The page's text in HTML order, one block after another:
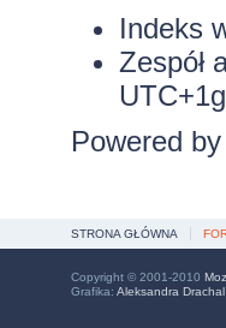
Indeks
Zespół
Powered by
STRONA GŁÓWNA
Copyright © 2001-2010
Grafika: Aleksandra Drachal